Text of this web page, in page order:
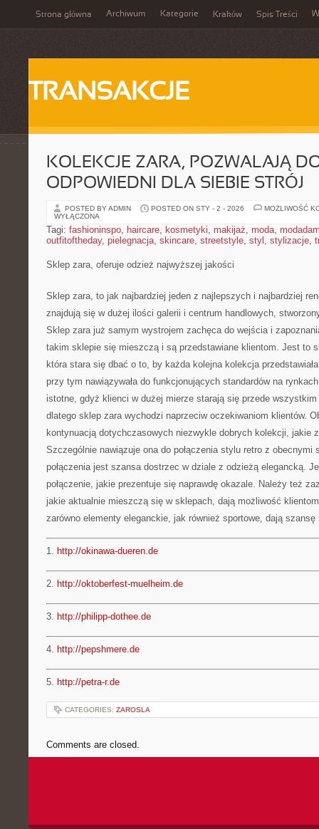
Strona główna Archiwum Kategorie Kraków Spis Treści
TRANSAKCJE
KOLEKCJE ZARA, POZWALAJĄ
ODPOWIEDNI DLA SIEBIE STRÓJ
POSTED BY ADMIN POSTED ON STY - 2 - 2026
MOŻLIWOŚĆ
WYŁĄCZONA
Tagi: fashioninspo, haircare, kosmetyki, makijaż, moda,
outfitoftheday, pielegnacja, skincare, streetstyle, styl , stylizacje,
Sklep zara, oferuje odzież najwyższej jakości
Sklep zara, to jak najbardziej jeden z najlepszych i najbardziej
znajdują się w dużej ilości galerii i centrum handlowych,
Sklep zara już samym wystrojem zachęca do wejścia i
takim sklepie się mieszczą i są przedstawiane klientom. Jest to
która stara się dbać o to, by każda kolejna kolekcja
przy tym nawiązywała do funkcjonujących standardów na
istotne, gdyż klienci w dużej mierze starają się przede
dlatego sklep zara wychodzi naprzeciw oczekiwaniom klientów.
kontynuacją dotychczasowych niezwykle dobrych kolekcji, jakie
Szczególnie nawiązuje ona do połączenia stylu retro z obecnymi
połączenia jest szansa dostrzec w dziale z odzieżą elegancką.
połączenie, jakie prezentuje się naprawdę okazale. Należy też
jakie aktualnie mieszczą się w sklepach, dają możliwość
zarówno elementy eleganckie, jak również sportowe, dają szansę
1. http://okinawa-dueren.de
2. http://oktoberfest-muelheim.de
3. http://philipp-dothee.de
4. http://pepshmere.de
5. http://petra-r.de
CATEGORIES: ZAROSLA
Comments are closed.